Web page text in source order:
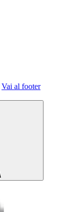
Vai al footer